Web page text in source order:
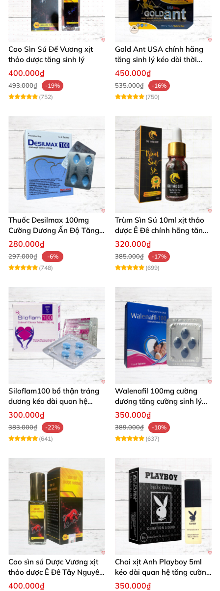
Cao Sìn Sú Đế Vương xịt
thảo dược tăng sinh lý
400.000₫
493.000₫
-19%
(752)
Gold Ant USA chính hãng
tăng sinh lý kéo dài thời
gian xuất tinh sớm
450.000₫
535.000₫
-16%
(750)
Thuốc Desilmax 100mg
Cường Dương Ấn Độ Tăng
Sinh Lý Tốt Nhất
280.000₫
297.000₫
-6%
(748)
Trùm Sìn Sú 10ml xịt thảo
dược Ê Đê chính hãng tăng
cường sinh lý
320.000₫
385.000₫
-17%
(699)
Siloflam100 bổ thận tráng
dương kéo dài quan hệ
mạnh mẽ nam
300.000₫
383.000₫
-22%
(641)
Walenafil 100mg cường
dương tăng cường sinh lý
kéo dài thời gian
350.000₫
389.000₫
-10%
(637)
Cao sìn sú Dược Vương xịt
thảo dược Ê Đê Tây Nguyên
chính hãng tăng cường sức
400.000₫
Chai xịt Anh Playboy 5ml
kéo dài quan hệ tăng cường
sinh lý nam
350.000₫